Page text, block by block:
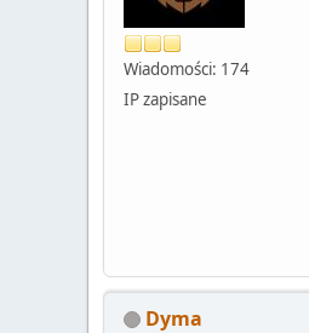
Wiadomości: 174
IP zapisane
Dyma